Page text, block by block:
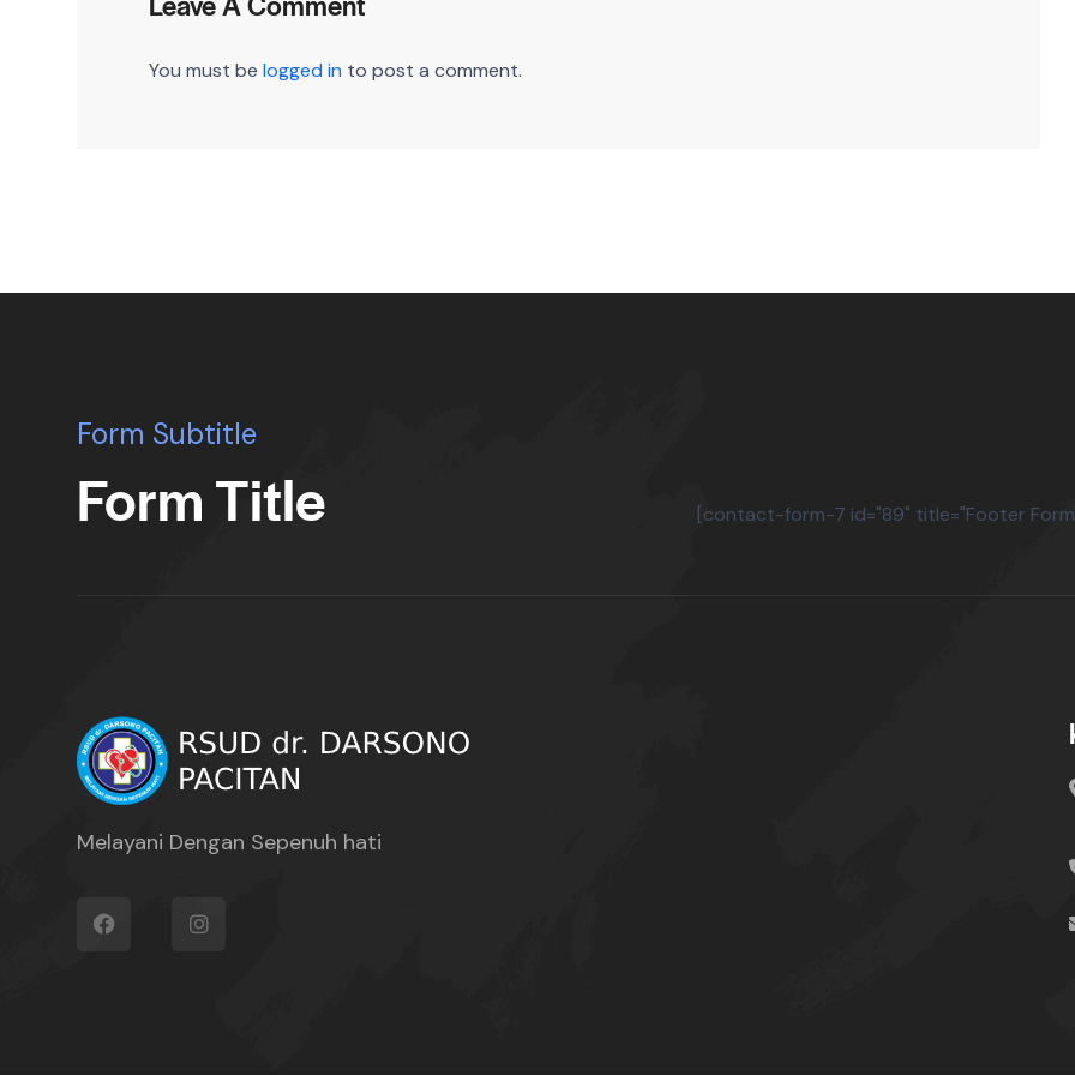
You must be logged in to post a comment.
Form Subtitle
Form Title [contact-form-7 id="89" title="Footer
Melayani Dengan Sepenuh hati